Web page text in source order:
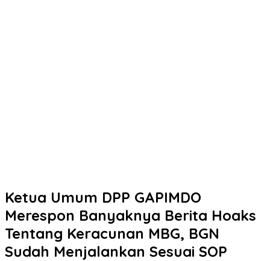
Ketua Umum DPP GAPIMDO
Merespon Banyaknya Berita Hoaks
Tentang Keracunan MBG, BGN
Sudah Menjalankan Sesuai SOP